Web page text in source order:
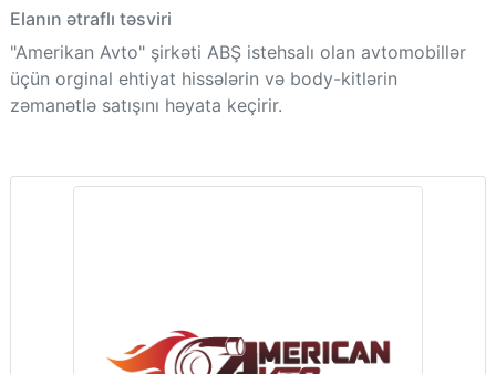
Elanın ətraflı təsviri
"Amerikan Avto" şirkəti ABŞ istehsalı olan avtomobillər
üçün orginal ehtiyat hissələrin və body-kitlərin
zəmanətlə satışını həyata keçirir.